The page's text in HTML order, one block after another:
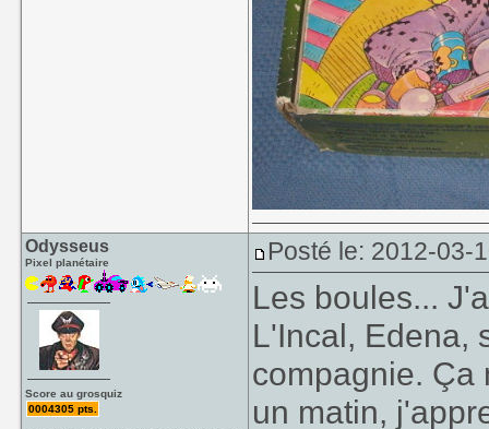
Odysseus
Pixel planétaire
Score au grosquiz
0004305 pts.
Posté le: 2012-03-
Les boules...
L'Incal, Edena,
compagnie. Ça
un matin,